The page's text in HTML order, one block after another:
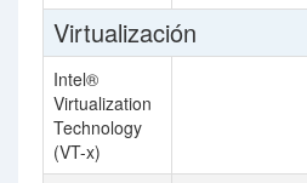
Virtualización
Intel®
Virtualization
Technology
(VT-x)